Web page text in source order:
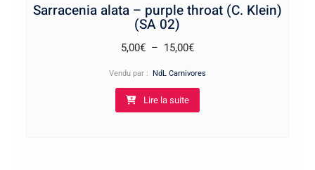
Sarracenia alata – purple throat (C. Klein)
(SA 02)
5,00€ – 15,00€Plage
Vendu par : NdL Carnivores
Lire la suite